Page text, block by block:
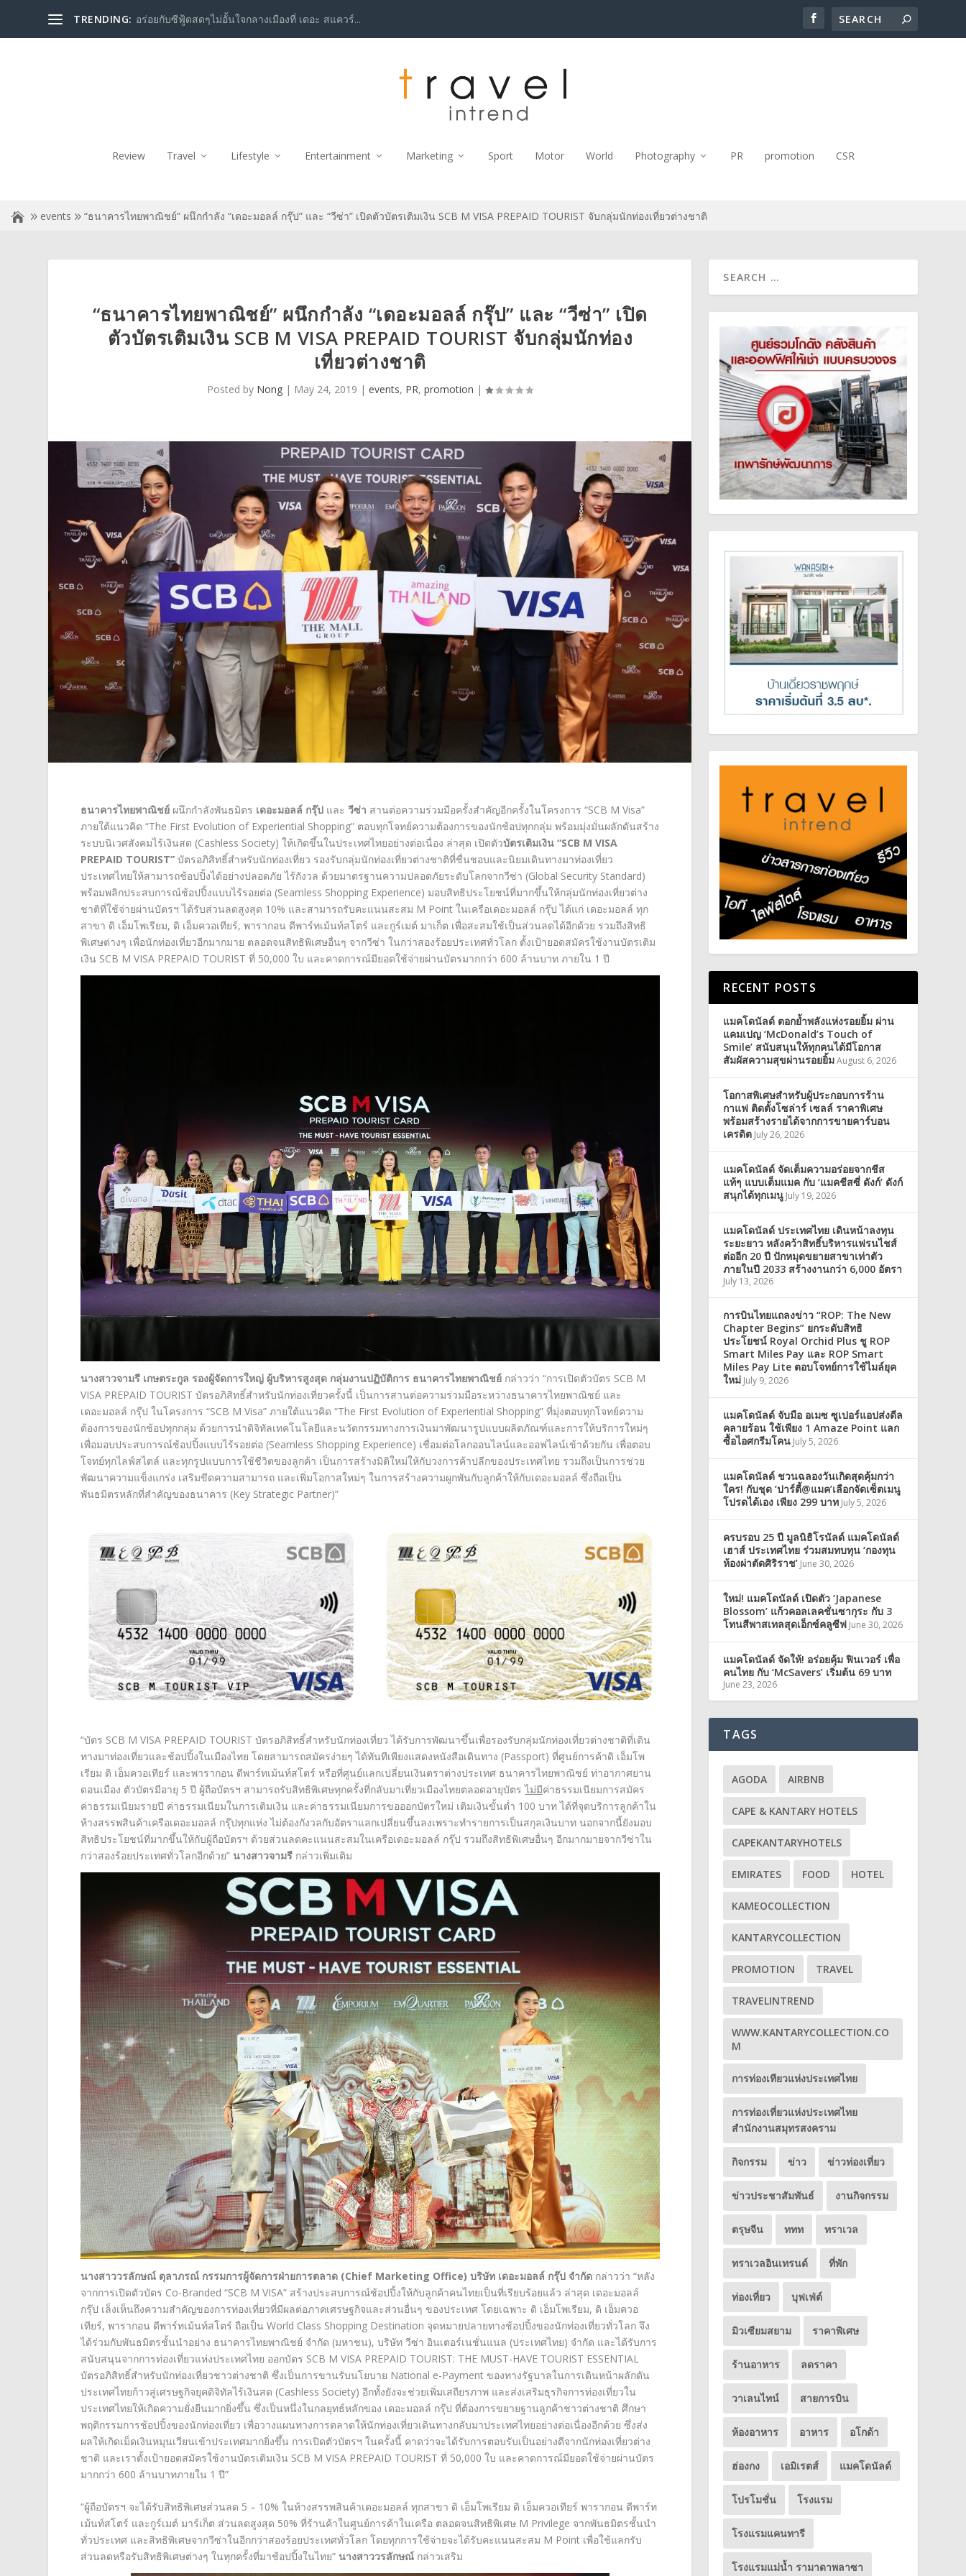
TRENDING: อร่อยกับซีฟู้ดสดๆไม่อั้นใจกลางเมืองที่ เดอะ สแควร์...
Review Travel Lifestyle Entertainment Marketing Sport Motor World Photography PR promotion CSR
events “ธนาคารไทยพาณิชย์” ผนึกกำลัง “เดอะมอลล์ กรุ๊ป” และ “วีซ่า” เปิดตัวบัตรเติมเงิน SCB M VISA PREPAID TOURIST จับกลุ่มนักท่องเที่ยวต่างชาติ
“ธนาคารไทยพาณิชย์” ผนึกกำลัง “เดอะมอลล์ กรุ๊ป” และ “วีซ่า” เปิด
ตัวบัตรเติมเงิน SCB M VISA PREPAID TOURIST จับกลุ่มนักท่อง
เที่ยวต่างชาติ
Posted by Nong | May 24, 2019 |events, PR,promotion |
ธนาคารไทยพาณิชย์ผนึกกำลังพันธมิตร เดอะมอลล์ กรุ๊ปและ วีซ่า สานต่อความร่วมมือครั้งสำคัญอีกครั้งในโครงการ “SCB M Visa”
ภายใต้แนวคิด “The First Evolution of Experiential Shopping” ตอบทุกโจทย์ความต้องการของนักช้อปทุกกลุ่ม พร้อมมุ่งมั่นผลักดันสร้าง
ระบบนิเวศสังคมไร้เงินสด (Cashless Society) ให้เกิดขึ้นในประเทศไทยอย่างต่อเนื่อง ล่าสุด เปิดตัวบัตรเติมเงิน “SCB M VISA
PREPAID TOURIST”บัตรอภิสิทธิ์สำหรับนักท่องเที่ยว รองรับกลุ่มนักท่องเที่ยวต่างชาติที่ชื่นชอบและนิยมเดินทางมาท่องเที่ยว
ประเทศไทยให้สามารถช้อปปิ้งได้อย่างปลอดภัย ไร้กังวล ด้วยมาตรฐานความปลอดภัยระดับโลกจากวีซ่า (Global Security Standard)
พร้อมพลิกประสบการณ์ช้อปปิ้งแบบไร้รอยต่อ (Seamless Shopping Experience) มอบสิทธิประโยชน์ที่มากขึ้นให้กลุ่มนักท่องเที่ยวต่าง
ชาติที่ใช้จ่ายผ่านบัตรฯ ได้รับส่วนลดสูงสุด 10% และสามารถรับคะแนนสะสม M Point ในเครือเดอะมอลล์ กรุ๊ป ได้แก่ เดอะมอลล์ ทุก
สาขา ดิ เอ็มโพเรียม, ดิ เอ็มควอเทียร์, พารากอน ดีพาร์ทเม้นท์สโตร์ และกูร์เมต์ มาเก็ต เพื่อสะสมใช้เป็นส่วนลดได้อีกด้วย รวมถึงสิทธิ
พิเศษต่างๆ เพื่อนักท่องเที่ยวอีกมากมาย ตลอดจนสิทธิพิเศษอื่นๆ จากวีซ่า ในกว่าสองร้อยประเทศทั่วโลก ตั้งเป้ายอดสมัครใช้งานบัตรเติม
เงิน SCB M VISA PREPAID TOURIST ที่ 50,000 ใบ และคาดการณ์มียอดใช้จ่ายผ่านบัตรมากกว่า 600 ล้านบาท ภายใน 1 ปี
นางสาวจามรี เกษตระกูล รองผู้จัดการใหญ่ ผู้บริหารสูงสุด กลุ่มงานปฏิบัติการ ธนาคารไทยพาณิชย์ กล่าวว่า “การเปิดตัวบัตร SCB M
VISA PREPAID TOURIST บัตรอภิสิทธิ์สำหรับนักท่องเที่ยวครั้งนี้ เป็นการสานต่อความร่วมมือระหว่างธนาคารไทยพาณิชย์ และ
เดอะมอลล์ กรุ๊ป ในโครงการ “SCB M Visa” ภายใต้แนวคิด “The First Evolution of Experiential Shopping” ที่มุ่งตอบทุกโจทย์ความ
ต้องการของนักช้อปทุกกลุ่ม ด้วยการนำดิจิทัลเทคโนโลยีและนวัตกรรมทางการเงินมาพัฒนารูปแบบผลิตภัณฑ์และการให้บริการใหม่ๆ
เพื่อมอบประสบการณ์ช้อปปิ้งแบบไร้รอยต่อ (Seamless Shopping Experience) เชื่อมต่อโลกออนไลน์และออฟไลน์เข้าด้วยกัน เพื่อตอบ
โจทย์ทุกไลฟ์สไตล์ และทุกรูปแบบการใช้ชีวิตของลูกค้า เป็นการสร้างมิติใหม่ให้กับวงการค้าปลีกของประเทศไทย รวมถึงเป็นการช่วย
พัฒนาความแข็งแกร่ง เสริมขีดความสามารถ และเพิ่มโอกาสใหม่ๆ ในการสร้างความผูกพันกับลูกค้าให้กับเดอะมอลล์ ซึ่งถือเป็น
พันธมิตรหลักที่สำคัญของธนาคาร (Key Strategic Partner)”
“บัตร SCB M VISA PREPAID TOURIST บัตรอภิสิทธิ์สำหรับนักท่องเที่ยว ได้รับการพัฒนาขึ้นเพื่อรองรับกลุ่มนักท่องเที่ยวต่างชาติที่เดิน
ทางมาท่องเที่ยวและช้อปปิ้งในเมืองไทย โดยสามารถสมัครง่ายๆ ได้ทันทีเพียงแสดงหนังสือเดินทาง (Passport) ที่ศูนย์การค้าดิ เอ็มโพ
เรียม ดิ เอ็มควอเทียร์ และพารากอน ดีพาร์ทเม้นท์สโตร์ หรือที่ศูนย์แลกเปลี่ยนเงินตราต่างประเทศ ธนาคารไทยพาณิชย์ ท่าอากาศยาน
ดอนเมือง ตัวบัตรมีอายุ 5 ปี ผู้ถือบัตรฯ สามารถรับสิทธิพิเศษทุกครั้งที่กลับมาเที่ยวเมืองไทยตลอดอายุบัตรไม่มีค่าธรรมเนียมการสมัคร
ค่าธรรมเนียมรายปี ค่าธรรมเนียมในการเติมเงิน และค่าธรรมเนียมการขอออกบัตรใหม่ เติมเงินขั้นต่ำ 100 บาท ได้ที่จุดบริการลูกค้าใน
ห้างสรรพสินค้าเครือเดอะมอลล์ กรุ๊ปทุกแห่ง ไม่ต้องกังวลกับอัตราแลกเปลี่ยนขึ้นลงเพราะทำรายการเป็นสกุลเงินบาท นอกจากนี้ยังมอบ
สิทธิประโยชน์ที่มากขึ้นให้กับผู้ถือบัตรฯ ด้วยส่วนลดคะแนนสะสมในเครือเดอะมอลล์ กรุ๊ป รวมถึงสิทธิพิเศษอื่นๆ อีกมากมายจากวีซ่าใน
กว่าสองร้อยประเทศทั่วโลกอีกด้วย” นางสาวจามรีกล่าวเพิ่มเติม
นางสาววรลักษณ์ ตุลาภรณ์ กรรมการผู้จัดการฝ่ายการตลาด (Chief Marketing Office) บริษัท เดอะมอลล์ กรุ๊ป จำกัดกล่าวว่า “หลัง
จากการเปิดตัวบัตร Co-Branded “SCB M VISA” สร้างประสบการณ์ช้อปปิ้งให้กับลูกค้าคนไทยเป็นที่เรียบร้อยแล้ว ล่าสุด เดอะมอลล์
กรุ๊ป เล็งเห็นถึงความสำคัญของการท่องเที่ยวที่มีผลต่อภาคเศรษฐกิจและส่วนอื่นๆ ของประเทศ โดยเฉพาะ ดิ เอ็มโพเรียม, ดิ เอ็มควอ
เทียร์, พารากอน ดีพาร์ทเม้นท์สโตร์ ถือเป็น World Class Shopping Destination จุดหมายปลายทางช้อปปิ้งของนักท่องเที่ยวทั่วโลก จึง
ได้ร่วมกับพันธมิตรชั้นนำอย่าง ธนาคารไทยพาณิชย์ จำกัด (มหาชน), บริษัท วีซ่า อินเตอร์เนชั่นแนล (ประเทศไทย) จำกัด และได้รับการ
สนับสนุนจากการท่องเที่ยวแห่งประเทศไทย ออกบัตร SCB M VISA PREPAID TOURIST: THE MUST-HAVE TOURIST ESSENTIAL
บัตรอภิสิทธิ์สำหรับนักท่องเที่ยวชาวต่างชาติ ซึ่งเป็นการขานรับนโยบาย National e-Payment ของทางรัฐบาลในการเดินหน้าผลักดัน
ประเทศไทยก้าวสู่เศรษฐกิจยุคดิจิทัลไร้เงินสด (Cashless Society) อีกทั้งยังจะช่วยเพิ่มเสถียรภาพ และส่งเสริมธุรกิจการท่องเที่ยวใน
ประเทศไทยให้เกิดความยั่งยืนมากยิ่งขึ้น ซึ่งเป็นหนึ่งในกลยุทธ์หลักของ เดอะมอลล์ กรุ๊ป ที่ต้องการขยายฐานลูกค้าชาวต่างชาติ ศึกษา
พฤติกรรมการช้อปปิ้งของนักท่องเที่ยว เพื่อวางแผนทางการตลาดให้นักท่องเที่ยวเดินทางกลับมาประเทศไทยอย่างต่อเนื่องอีกด้วย ซึ่งส่ง
ผลให้เกิดเม็ดเงินหมุนเวียนเข้าประเทศมากยิ่งขึ้น การเปิดตัวบัตรฯ ในครั้งนี้ คาดว่าจะได้รับการตอบรับเป็นอย่างดีจากนักท่องเที่ยวต่าง
ชาติ และเราตั้งเป้ายอดสมัครใช้งานบัตรเติมเงิน SCB M VISA PREPAID TOURIST ที่ 50,000 ใบ และคาดการณ์มียอดใช้จ่ายผ่านบัตร
มากกว่า 600 ล้านบาทภายใน 1 ปี”
“ผู้ถือบัตรฯ จะได้รับสิทธิพิเศษส่วนลด 5 – 10% ในห้างสรรพสินค้าเดอะมอลล์ ทุกสาขา ดิ เอ็มโพเรียม ดิ เอ็มควอเทียร์ พารากอน ดีพาร์ท
เม้นท์สโตร์ และกูร์เมต์ มาร์เก็ต ส่วนลดสูงสุด 50% ที่ร้านค้าในศูนย์การค้าในเครือ ตลอดจนสิทธิพิเศษ M Privilege จากพันธมิตรชั้นนำ
ทั่วประเทศ และสิทธิพิเศษจากวีซ่าในอีกกว่าสองร้อยประเทศทั่วโลก โดยทุกการใช้จ่ายจะได้รับคะแนนสะสม M Point เพื่อใช้แลกรับ
ส่วนลดหรือรับสิทธิพิเศษต่างๆ ในทุกครั้งที่มาช้อปปิ้งในไทย” นางสาววรลักษณ์กล่าวเสริม
RECENT POSTS
แมคโดนัลด์ ตอกย้ำพลังแห่งรอยยิ้ม ผ่าน
แคมเปญ ‘McDonald’s Touch of
Smile’ สนับสนุนให้ทุกคนได้มีโอกาส
สัมผัสความสุขผ่านรอยยิ้มAugust 6, 2026
โอกาสพิเศษสำหรับผู้ประกอบการร้าน
กาแฟ ติดตั้งโซล่าร์ เซลล์ ราคาพิเศษ
พร้อมสร้างรายได้จากการขายคาร์บอน
เครดิต July 26, 2026
แมคโดนัลด์ จัดเต็มความอร่อยจากชีส
แท้ๆ แบบเต็มแมค กับ ‘แมคชีสซี่ ดังก์’ ดังก์
สนุกได้ทุกเมนู July 19, 2026
แมคโดนัลด์ ประเทศไทย เดินหน้าลงทุน
ระยะยาว หลังคว้าสิทธิ์บริหารแฟรนไชส์
ต่ออีก 20 ปี ปักหมุดขยายสาขาเท่าตัว
ภายในปี 2033 สร้างงานกว่า 6,000 อัตรา
July 13, 2026
การบินไทยแถลงข่าว “ROP: The New
Chapter Begins” ยกระดับสิทธิ
ประโยชน์ Royal Orchid Plus ชู ROP
Smart Miles Pay และ ROP Smart
Miles Pay Lite ตอบโจทย์การใช้ไมล์ยุค
ใหม่ July 9, 2026
แมคโดนัลด์ จับมือ อเมซ ซูเปอร์แอปส่งดีล
คลายร้อน ใช้เพียง 1 Amaze Point แลก
ซื้อไอศกรีมโคน July 5, 2026
แมคโดนัลด์ ชวนฉลองวันเกิดสุดคุ้มกว่า
ใคร! กับชุด ‘ปาร์ตี้@แมค’เลือกจัดเซ็ตเมนู
โปรดได้เอง เพียง 299 บาท July 5, 2026
ครบรอบ 25 ปี มูลนิธิโรนัลด์ แมคโดนัลด์
เฮาส์ ประเทศไทย ร่วมสมทบทุน ‘กองทุน
ห้องผ่าตัดศิริราช’ June 30, 2026
ใหม่! แมคโดนัลด์ เปิดตัว ‘Japanese
Blossom’ แก้วคอลเลคชั่นซากุระ กับ 3
โทนสีพาสเทลสุดเอ็กซ์คลูซีฟ June 30, 2026
แมคโดนัลด์ จัดให้! อร่อยคุ้ม ฟินเวอร์ เพื่อ
คนไทย กับ ‘McSavers’ เริ่มต้น 69 บาท
June 23, 2026
TAGS
AGODA AIRBNB
CAPE & KANTARY HOTELS
CAPEKANTARYHOTELS
EMIRATES FOOD HOTEL
KAMEOCOLLECTION
KANTARYCOLLECTION
PROMOTION TRAVEL
TRAVELINTREND
WWW.KANTARYCOLLECTION.CO
M
การท่องเทียวแห่งประเทศไทย
การท่องเที่ยวแห่งประเทศไทย
สำนักงานสมุทรสงคราม
กิจกรรม ข่าว ข่าวท่องเที่ยว
ข่าวประชาสัมพันธ์ งานกิจกรรม
ตรุษจีน ททท ทราเวล
ทราเวลอินเทรนด์ ที่พัก
ท่องเที่ยว บุฟเฟ่ต์
มิวเซียมสยาม ราคาพิเศษ
ร้านอาหาร ลดราคา
วาเลนไทน์ สายการบิน
ห้องอาหาร อาหาร อโกด้า
ฮ่องกง เอมิเรตส์ แมคโดนัลด์
โปรโมชั่น โรงแรม
โรงแรมแคนทารี
โรงแรมแม่น้ำ รามาดาพลาซา